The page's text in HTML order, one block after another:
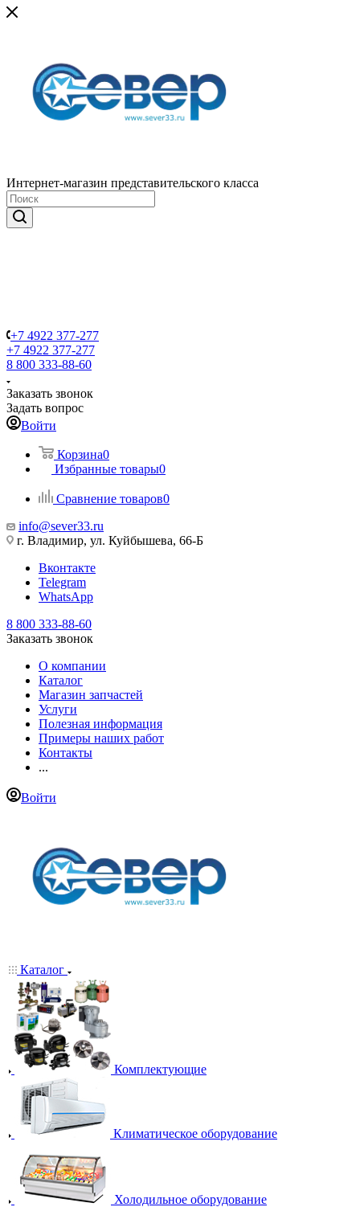
Интернет-магазин представительского класса
+7 4922 377-277
+7 4922 377-277
8 800 333-88-60
Заказать звонок
Задать вопрос
Войти
Корзина0
Избранные товары0
Сравнение товаров0
info@sever33.ru
г. Владимир, ул. Куйбышева, 66-Б
Вконтакте
Telegram
WhatsApp
8 800 333-88-60
Заказать звонок
О компании
Каталог
Магазин запчастей
Услуги
Полезная информация
Примеры наших работ
Контакты
...
Войти
Каталог
Комплектующие
Климатическое оборудование
Холодильное оборудование